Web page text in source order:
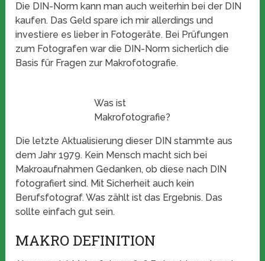
Die DIN-Norm kann man auch weiterhin bei der DIN
kaufen. Das Geld spare ich mir allerdings und
investiere es lieber in Fotogeräte. Bei Prüfungen
zum Fotografen war die DIN-Norm sicherlich die
Basis für Fragen zur Makrofotografie.
Was ist
Makrofotografie?
Die letzte Aktualisierung dieser DIN stammte aus
dem Jahr 1979. Kein Mensch macht sich bei
Makroaufnahmen Gedanken, ob diese nach DIN
fotografiert sind. Mit Sicherheit auch kein
Berufsfotograf. Was zählt ist das Ergebnis. Das
sollte einfach gut sein.
MAKRO DEFINITION